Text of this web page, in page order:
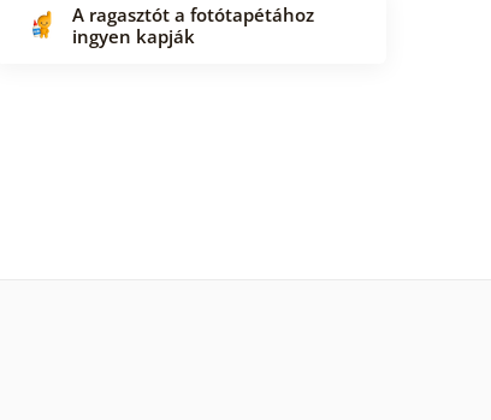
A ragasztót a fotótapétához
ingyen kapják